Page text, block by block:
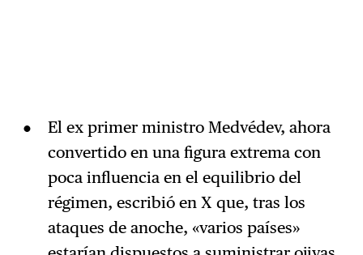
El ex primer ministro Medvédev, ahora
convertido en una figura extrema con
poca influencia en el equilibrio del
régimen, escribió en X que, tras los
ataques de anoche, «varios países»